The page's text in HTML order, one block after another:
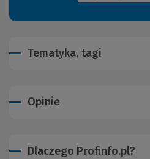
Tematyka, tagi
Opinie
Dlaczego Profinfo.pl?